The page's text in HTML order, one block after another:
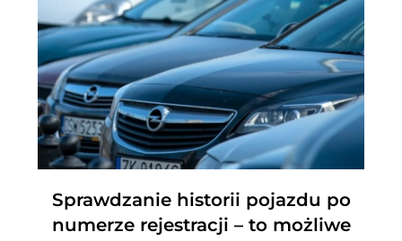
Sprawdzanie historii pojazdu po
numerze rejestracji – to możliwe